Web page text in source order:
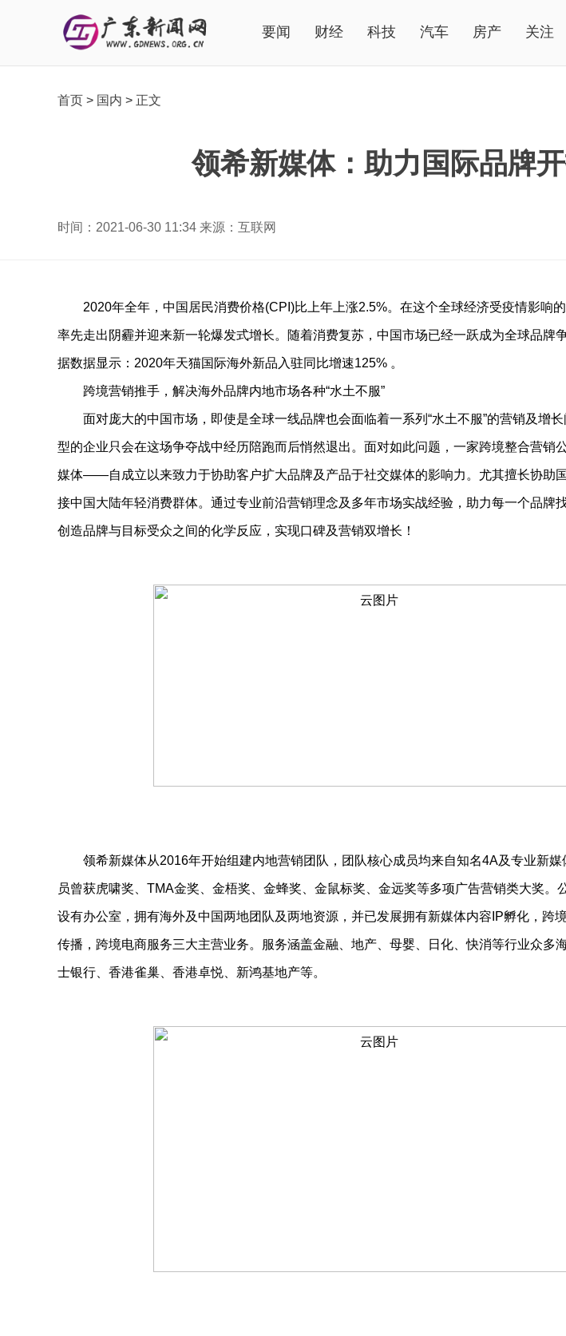
要闻 财经 科技 汽车 房产 关注
首页 > 国内 > 正文
领希新媒体：助力国际品牌
时间：2021-06-30 11:34 来源：互联网
2020年全年，中国居民消费价格(CPI)比上年上涨2.5%。在这个全球经济受疫情影响
率先走出阴霾并迎来新一轮爆发式增长。随着消费复苏，中国市场已经一跃成为全球品牌
据数据显示：2020年天猫国际海外新品入驻同比增速125% 。
跨境营销推手，解决海外品牌内地市场各种“水土不服”
面对庞大的中国市场，即使是全球一线品牌也会面临着一系列“水土不服”的营销及增
型的企业只会在这场争夺战中经历陪跑而后悄然退出。面对如此问题，一家跨境整合营销
媒体——自成立以来致力于协助客户扩大品牌及产品于社交媒体的影响力。尤其擅长协助
接中国大陆年轻消费群体。通过专业前沿营销理念及多年市场实战经验，助力每一个品牌
创造品牌与目标受众之间的化学反应，实现口碑及营销双增长！
领希新媒体从2016年开始组建内地营销团队，团队核心成员均来自知名4A及专业新
员曾获虎啸奖、TMA金奖、金梧奖、金蜂奖、金鼠标奖、金远奖等多项广告营销类大奖。
设有办公室，拥有海外及中国两地团队及两地资源，并已发展拥有新媒体内容IP孵化，跨
传播，跨境电商服务三大主营业务。服务涵盖金融、地产、母婴、日化、快消等行业众多
士银行、香港雀巢、香港卓悦、新鸿基地产等。